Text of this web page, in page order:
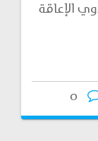
الإعاقة
0